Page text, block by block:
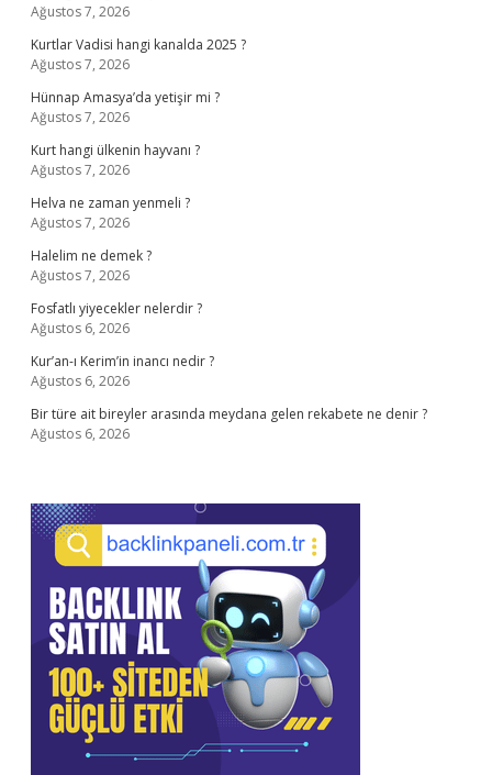
Ağustos 7, 2026
Kurtlar Vadisi hangi kanalda 2025 ?
Ağustos 7, 2026
Hünnap Amasya’da yetişir mi ?
Ağustos 7, 2026
Kurt hangi ülkenin hayvanı ?
Ağustos 7, 2026
Helva ne zaman yenmeli ?
Ağustos 7, 2026
Halelim ne demek ?
Ağustos 7, 2026
Fosfatlı yiyecekler nelerdir ?
Ağustos 6, 2026
Kur’an-ı Kerim’in inancı nedir ?
Ağustos 6, 2026
Bir türe ait bireyler arasında meydana gelen rekabete ne denir ?
Ağustos 6, 2026